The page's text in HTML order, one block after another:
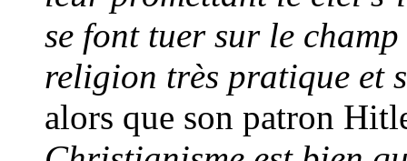
se font tuer sur le
religion très pratique et
alors que son patron